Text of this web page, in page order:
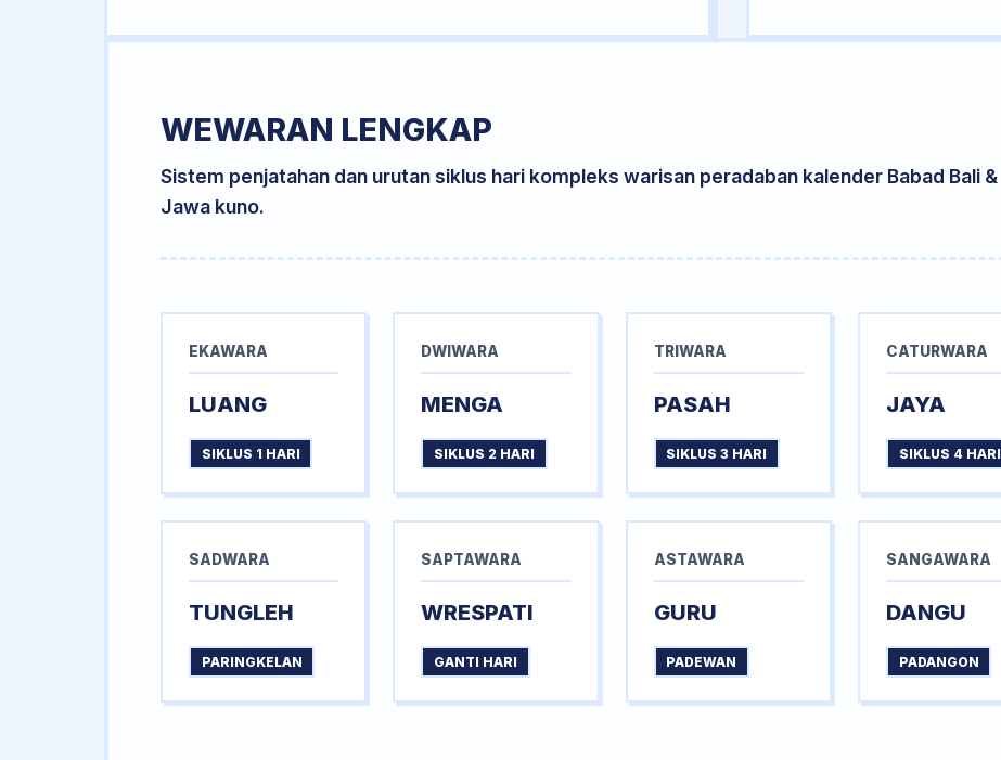
WEWARAN LENGKAP
Sistem penjatahan dan urutan siklus hari kompleks warisan peradaban kalender Babad Bali &
Jawa kuno.
EKAWARA
LUANG
SIKLUS 1 HARI
DWIWARA
MENGA
SIKLUS 2 HARI
TRIWARA
PASAH
SIKLUS 3 HARI
CATURWARA
JAYA
SIKLUS 4 HARI
SADWARA
TUNGLEH
PARINGKELAN
SAPTAWARA
WRESPATI
GANTI HARI
ASTAWARA
GURU
PADEWAN
SANGAWARA
DANGU
PADANGON